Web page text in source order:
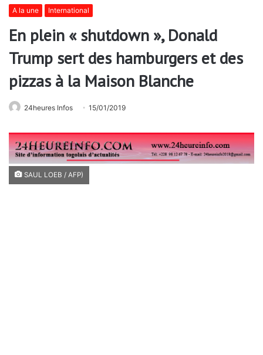
A la une International
En plein « shutdown », Donald
Trump sert des hamburgers et des
pizzas à la Maison Blanche
24heures Infos 15/01/2019
SAUL LOEB / AFP)